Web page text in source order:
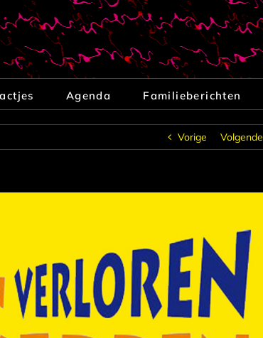
Agenda Familieberichten
Vorige Volgende